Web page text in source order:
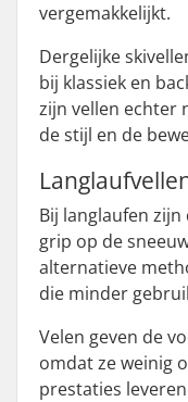
vergemakkelijkt.
Dergelijke
bij klassiek en
zijn vellen echter
de stijl en de
Bij langlaufen
grip op de
alternatieve
die minder
Velen geven de
omdat ze weinig
prestaties